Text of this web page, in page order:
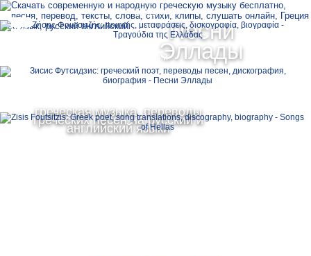
Песни
Эллады
греческая музыка, переводы
греческих песен на русский и
английский языки
Ελληνικά
Русский
MENU